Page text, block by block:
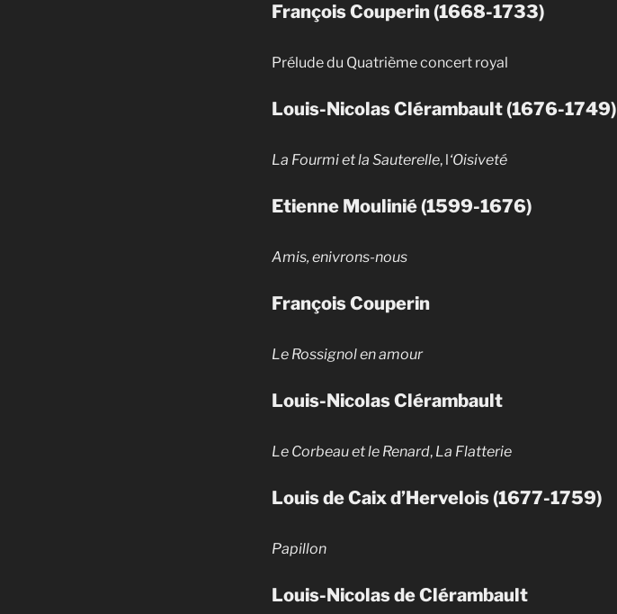
François Couperin (1668-1733)
Prélude du Quatrième concert royal
Louis-Nicolas Clérambault (1676-1749)
La Fourmi et la Sauterelle, l‘Oisiveté
Etienne Moulinié (1599-1676)
Amis, enivrons-nous
François Couperin
Le Rossignol en amour
Louis-Nicolas Clérambault
Le Corbeau et le Renard, La Flatterie
Louis de Caix d’Hervelois (1677-1759)
Papillon
Louis-Nicolas de Clérambault